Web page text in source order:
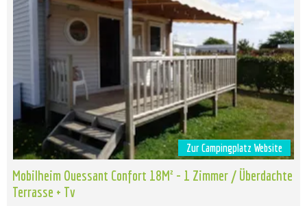
Zur Campingplatz Website
Mobilheim Ouessant Confort 18M² - 1 Zimmer / Überdachte
Terrasse + Tv